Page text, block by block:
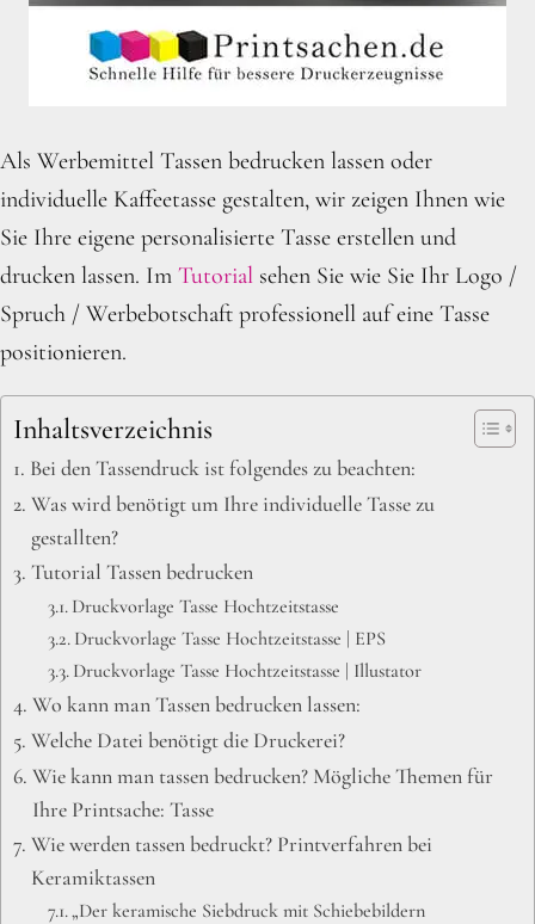
Als Werbemittel Tassen bedrucken lassen oder
individuelle Kaffeetasse gestalten, wir zeigen Ihnen wie
Sie Ihre eigene personalisierte Tasse erstellen und
drucken lassen. Im Tutorial sehen Sie wie Sie Ihr Logo /
Spruch / Werbebotschaft professionell auf eine Tasse
positionieren.
Inhaltsverzeichnis
Bei den Tassendruck ist folgendes zu beachten:
Was wird benötigt um Ihre individuelle Tasse zu
gestallten?
Tutorial Tassen bedrucken
Druckvorlage Tasse Hochtzeitstasse
Druckvorlage Tasse Hochtzeitstasse | EPS
Druckvorlage Tasse Hochtzeitstasse | Illustator
Wo kann man Tassen bedrucken lassen:
Welche Datei benötigt die Druckerei?
Wie kann man tassen bedrucken? Mögliche Themen für
Ihre Printsache: Tasse
Wie werden tassen bedruckt? Printverfahren bei
Keramiktassen
„Der keramische Siebdruck mit Schiebebildern